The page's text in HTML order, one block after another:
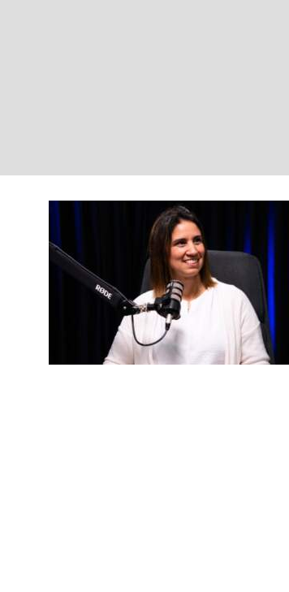
Quando o corpo fala:
trauma, cancro e
medicina integrativa
com Diana Ferreira